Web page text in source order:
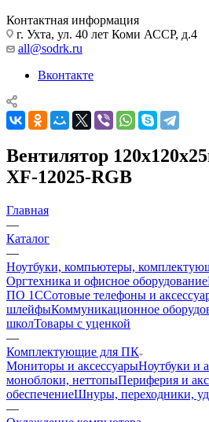
Контактная информация
г. Ухта, ул. 40 лет Коми АССР, д.4
all@sodrk.ru
Вконтакте
Вентилятор
XF-12025-RGB
Главная
—
Каталог
—
Ноутбуки, компьютеры,
Оргтехника и офисное оборудование
ПО 1ССотовые телефоны и
шлейфыКоммуникационное
школТовары с уценкой
—
Комплектующие для ПК
Мониторы и аксессуарыНоутбуки и
моноблоки, неттопыПериферия и
обеспечениеШнуры, переходники,
—